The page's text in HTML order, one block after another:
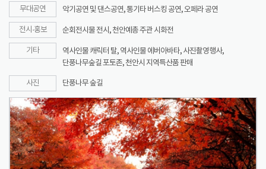
무대공연 악기공연 및 댄스공연, 통기타 버스킹 공연, 오페라 공연
전시·홍보 순회전시물 전시, 천안예총 주관 시화전
기타
역사인물 캐릭터 탈, 역사인물 에버아바타, 사진촬영행사,
단풍나무숲길 포토존, 천안시 지역특산품 판매
사진 단풍나무 숲길